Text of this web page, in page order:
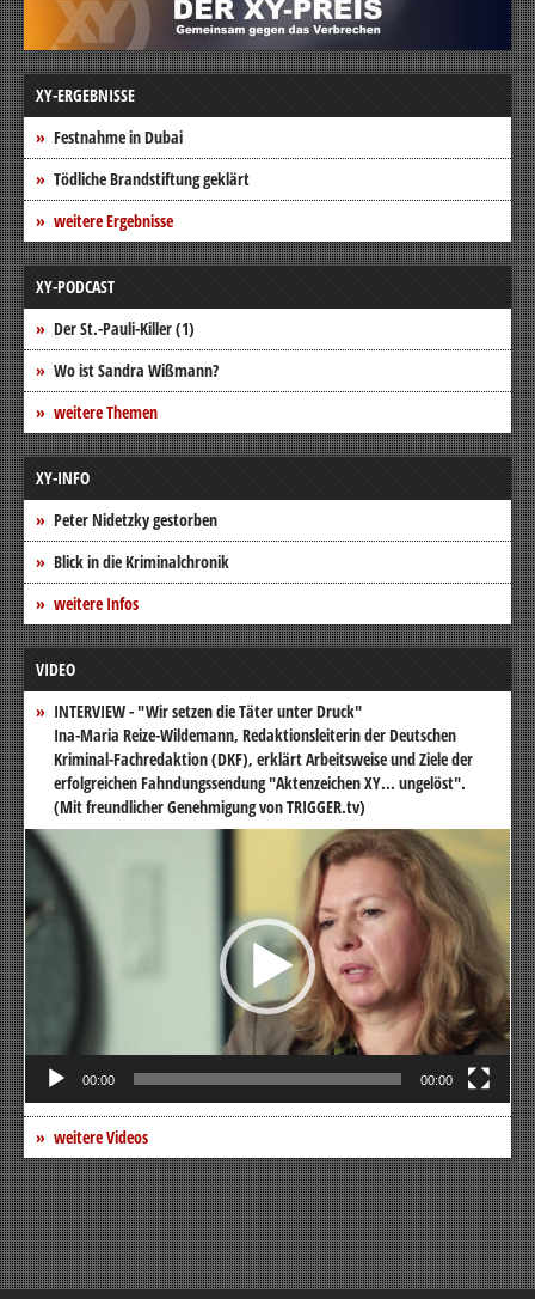
XY-ERGEBNISSE
Festnahme in Dubai
Tödliche Brandstiftung geklärt
weitere Ergebnisse
XY-PODCAST
Der St.-Pauli-Killer (1)
Wo ist Sandra Wißmann?
weitere Themen
XY-INFO
Peter Nidetzky gestorben
Blick in die Kriminalchronik
weitere Infos
VIDEO
INTERVIEW - "Wir setzen die Täter unter Druck"
Ina-Maria Reize-Wildemann, Redaktionsleiterin der Deutschen
Kriminal-Fachredaktion (DKF), erklärt Arbeitsweise und Ziele der
erfolgreichen Fahndungssendung "Aktenzeichen XY... ungelöst".
(Mit freundlicher Genehmigung von TRIGGER.tv)
Video-
Player
00:00 00:00
weitere Videos